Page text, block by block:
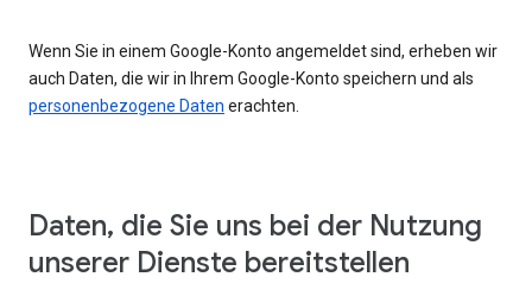
Wenn Sie in einem Google-Konto angemeldet sind, erheben wir
auch Daten, die wir in Ihrem Google-Konto speichern und als
personenbezogene Daten erachten.
Daten, die Sie uns bei der Nutzung
unserer Dienste bereitstellen